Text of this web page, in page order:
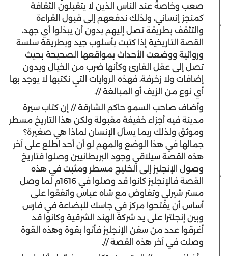
صعب وخاصةً عند الناس الذين لا يتقبلون الثقافة
كمنجز إنساني، ولذلك ندفعهم إلى قبول القراءة
والتثقف بطريقة تصل إليهم بدون أن يبذلوا أي جهد،
القصة التاريخية إذا كتبت بأسلوب جيد وبطريقة سلسة
وروائية ووضعت الأحداث بمواقعها الصحيحة بحيث
تصل إلى عقل القارئ وكأنها ضرب من الخيال وبدون
إضافات ولا زخرفة، فهذه الروايات التي نكتبها لا يوجد بها
أي نوع من الزيف أو المبالغة //.
‫وأضاف صاحب السمو حاكم الشارقة // إن كتاب سيرة
مدينة فيه أجزاء خفيفة مقبولة ولكن هذا التاريخ مسطر
وموثق ولذلك ربما يسأل الإنسان لماذا هي صغيرة؟
جمالها في هذا الوضع والمهم لو أن أحد اطلع على آخر
هذه القصة سيلاقي وجود البريطانيين وصلوا فتاريخ
وصول الإنجليز إلى الخليج مسطر ومثبت في هذه
القصة فالإنجليز كانوا قد وصلوا في 1616م لما وصل
مستر شيرلي وتفاوض مع شاه عباس واتفقوا على
أساس أن يفتحوا مركز في جاسك للبضاعة في فارس
وبين إنجلترا على يد شركة الهند الشرقية وكانوا قد
أغرقوا عدد من سفن الإنجليز فأتوا بقوة وهذه القوة
وصلت في آخر هذه القصة //.